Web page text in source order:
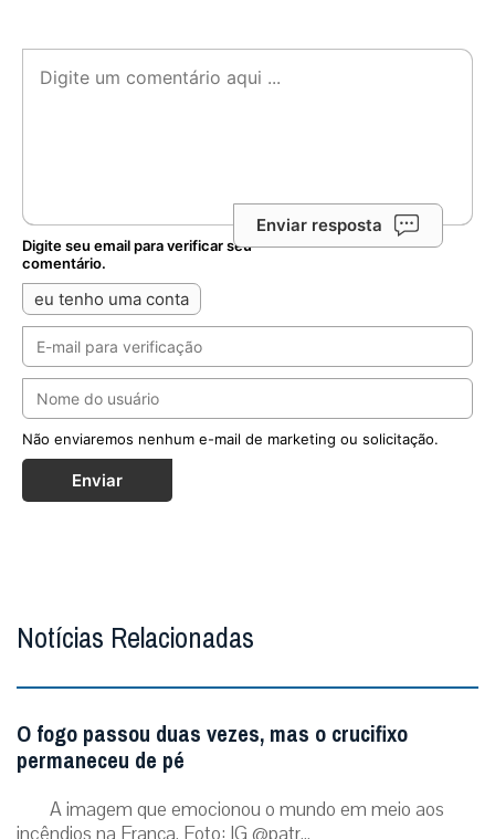
Enviar resposta
Digite seu email para verificar seu
comentário.
eu tenho uma conta
Não enviaremos nenhum e-mail de marketing ou solicitação.
Enviar
Notícias Relacionadas
O fogo passou duas vezes, mas o crucifixo
permaneceu de pé
A imagem que emocionou o mundo em meio aos